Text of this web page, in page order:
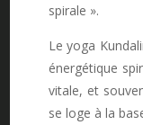
spirale ».
Le yoga
énergétique
vitale, et
se loge à la